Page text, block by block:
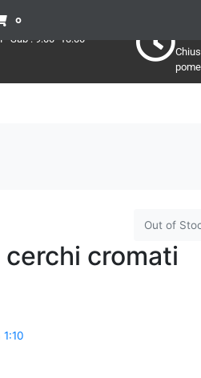
- Sab : 9:00 -13:00
0
Out of
cerchi cromati
1:10